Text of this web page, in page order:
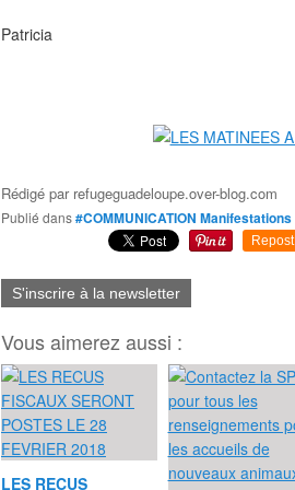
Patricia
Rédigé par refugeguadeloupe.over-blog.com
Publié dans#COMMUNICATION Manifestations
Repost
S'inscrire à la newsletter
Vous aimerez aussi :
LES RECUS